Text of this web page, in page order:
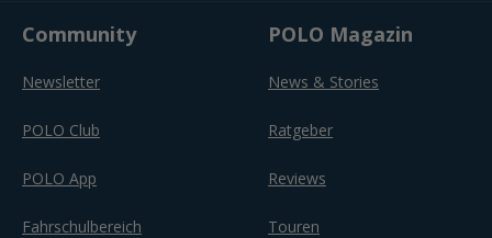
Community
Newsletter
POLO Club
POLO App
Fahrschulbereich
POLO Magazin
News & Stories
Ratgeber
Reviews
Touren